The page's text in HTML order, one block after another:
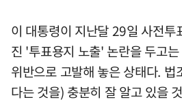
이 대통령이 지난달 29일 사전투
진 '투표용지 노출' 논란을 두고
위반으로 고발해 놓은 상태다. 법
다는 것을) 충분히 잘 알고 있을